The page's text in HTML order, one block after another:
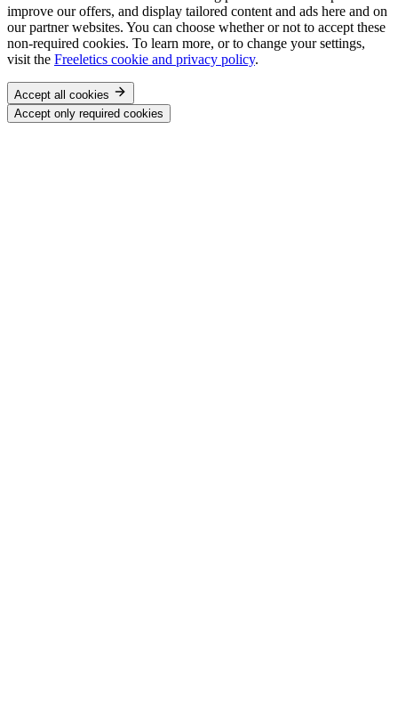
improve our offers, and display tailored content and ads here and on
our partner websites. You can choose whether or not to accept these
non-required cookies. To learn more, or to change your settings,
visit the Freeletics cookie and privacy policy.
Accept all cookies
Accept only required cookies